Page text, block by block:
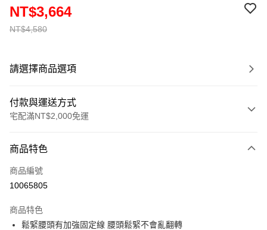
NT$4,580
NT$3,664
請選擇商品選項
付款與運送方式
宅配滿NT$2,000免運
信用卡一次付款
運送方式
宅配
每筆NT$90，滿NT$2,000(含以上)免運費
商品特色
商品編號
10065805
商品特色
鬆緊腰頭有加強固定線 腰頭鬆緊不會亂翻轉